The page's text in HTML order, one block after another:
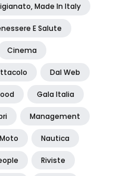
Made In Italy
E Salute
Cinema
Dal Web
Gala Italia
Management
Moto Nautica
Riviste